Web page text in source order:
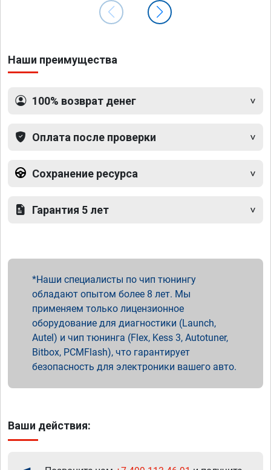
Наши преимущества
100% возврат денег
Оплата после проверки
Сохранение ресурса
Гарантия 5 лет
Наши специалисты по чип тюнингу
обладают опытом более 8 лет. Мы
применяем только лицензионное
оборудование для диагностики (Launch,
Autel) и чип тюнинга (Flex, Kess 3, Autotuner,
Bitbox, PCMFlash), что гарантирует
безопасность для электроники вашего авто.
Ваши действия: